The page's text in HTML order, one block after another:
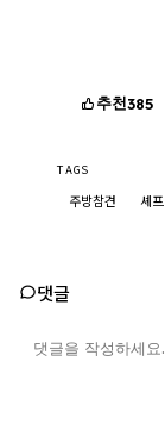
추천385
TAGS
주방참견 셰
댓글